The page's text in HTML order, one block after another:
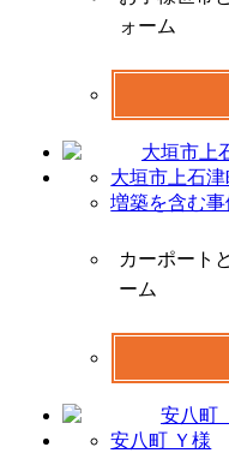
ォーム
大垣市上石
増築を含む事
カーポート
ーム
安八町 Ｙ様